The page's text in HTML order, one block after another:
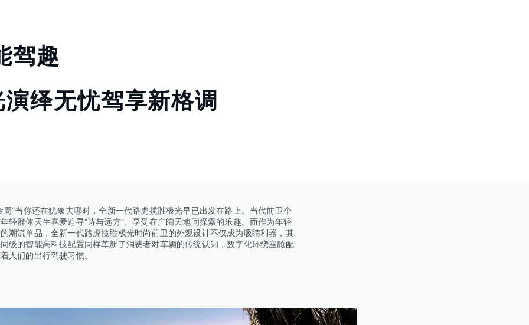
驾趣
绎无忧驾享新格调
周”当你还在犹豫去哪时，全新一代路虎揽胜极光早已出发在路上。当代前卫个
轻群体天生喜爱追寻“诗与远方”、享受在广阔天地间探索的乐趣。而作为年轻
潮流单品，全新一代路虎揽胜极光时尚前卫的外观设计不仅成为吸睛利器，其
级的智能高科技配置同样革新了消费者对车辆的传统认知，数字化环绕座舱配
人们的出行驾驶习惯。